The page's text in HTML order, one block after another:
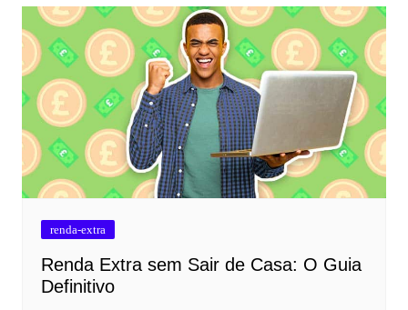
renda-extra
Renda Extra sem Sair de Casa: O Guia
Definitivo